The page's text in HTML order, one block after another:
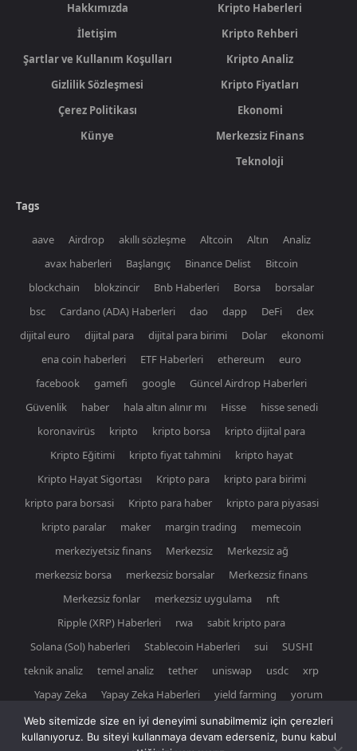
Hakkımızda
İletişim
Şartlar ve Kullanım Koşulları
Gizlilik Sözleşmesi
Çerez Politikası
Künye
Kripto Haberleri
Kripto Rehberi
Kripto Analiz
Kripto Fiyatları
Ekonomi
Merkezsiz Finans
Teknoloji
Tags
aave Airdrop akıllı sözleşme Altcoin Altın
Analiz
avax haberleri
Başlangıç Binance Delist
Bitcoin
blockchain
blokzincir Bnb Haberleri Borsa
borsalar
bsc
Cardano (ADA) Haberleri dao dapp DeFi
dex
dijital euro
dijital para dijital para birimi Dolar
ekonomi
ena coin haberleri
ETF Haberleri ethereum
euro
facebook
gamefi google
Güncel Airdrop Haberleri
Güvenlik
haber hala altın alınır mı Hisse
hisse senedi
koronavirüs
kripto kripto borsa
kripto dijital para
Kripto Eğitimi
kripto fiyat tahmini
kripto hayat
Kripto Hayat Sigortası
Kripto para
kripto para birimi
kripto para borsasi
Kripto para haber
kripto para piyasasi
kripto paralar
maker margin trading
memecoin
merkeziyetsiz finans
Merkezsiz
Merkezsiz ağ
merkezsiz borsa
merkezsiz borsalar
Merkezsiz finans
Merkezsiz fonlar
merkezsiz uygulama
nft
Ripple (XRP) Haberleri
rwa
sabit kripto para
Solana (Sol) haberleri
Stablecoin Haberleri sui
SUSHI
teknik analiz
temel analiz tether uniswap usdc
xrp
Yapay Zeka
Yapay Zeka Haberleri yield farming yorum
Web sitemizde size en iyi deneyimi sunabilmemiz için çerezleri
kullanıyoruz. Bu siteyi kullanmaya devam ederseniz, bunu kabul